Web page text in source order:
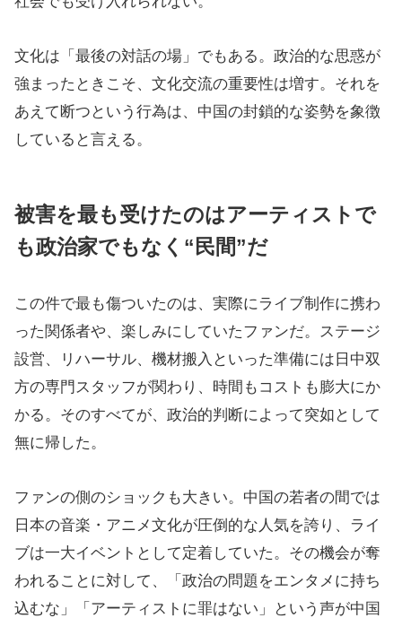
文化は「最後の対話の場」でもある。政治的な思惑が
強まったときこそ、文化交流の重要性は増す。それを
あえて断つという行為は、中国の封鎖的な姿勢を象徴
していると言える。
被害を最も受けたのはアーティストで
も政治家でもなく“民間”だ
この件で最も傷ついたのは、実際にライブ制作に携わ
った関係者や、楽しみにしていたファンだ。ステージ
設営、リハーサル、機材搬入といった準備には日中双
方の専門スタッフが関わり、時間もコストも膨大にか
かる。そのすべてが、政治的判断によって突如として
無に帰した。
ファンの側のショックも大きい。中国の若者の間では
日本の音楽・アニメ文化が圧倒的な人気を誇り、ライ
ブは一大イベントとして定着していた。その機会が奪
われることに対して、「政治の問題をエンタメに持ち
込むな」「アーティストに罪はない」という声が中国